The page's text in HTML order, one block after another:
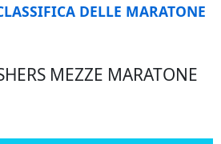
DELLE MARATONE
MEZZE MARATONE